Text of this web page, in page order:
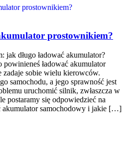
prostownikiem?
długo ładować akumulator?
powinieneś ładować akumulator
sobie wielu kierowców.
samochodu, a jego sprawność jest
uruchomić silnik, zwłaszcza w
postaramy się odpowiedzieć na
akumulator samochodowy i jakie […]